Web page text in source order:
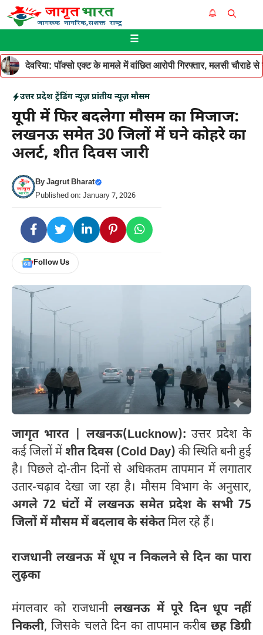
Skip
to
☰
देवरिया: पॉक्सो एक्ट के मामले में वांछित आरोपी गिरफ्तार, मलसी चौराहे
उत्तर प्रदेश ट्रेंडिंग न्यूज़ प्रांतीय न्यूज़ मौसम
यूपी में फिर बदलेगा मौसम का मिजाज:
लखनऊ समेत 30 जिलों में घने कोहरे का
अलर्ट, शीत दिवस जारी
ByJagrut Bharat
Published on: January 7, 2026
Follow Us
जागृत भारत | लखनऊ(Lucknow): उत्तर प्रदेश के
कई जिलों मेंशीत दिवस (Cold Day) की स्थिति बनी हुई
है। पिछले दो-तीन दिनों से अधिकतम तापमान में लगातार
उतार-चढ़ाव देखा जा रहा है। मौसम विभाग के अनुसार,
अगले 72 घंटों में लखनऊ समेत प्रदेश के सभी 75
जिलों में मौसम में बदलाव के संकेतमिल रहे हैं।
राजधानी लखनऊ में धूप न निकलने से दिन का पारा
लुढ़का
मंगलवार को राजधानीलखनऊ में पूरे दिन धूप नहीं
निकली, जिसके चलते दिन का तापमान करीब छह डिग्री